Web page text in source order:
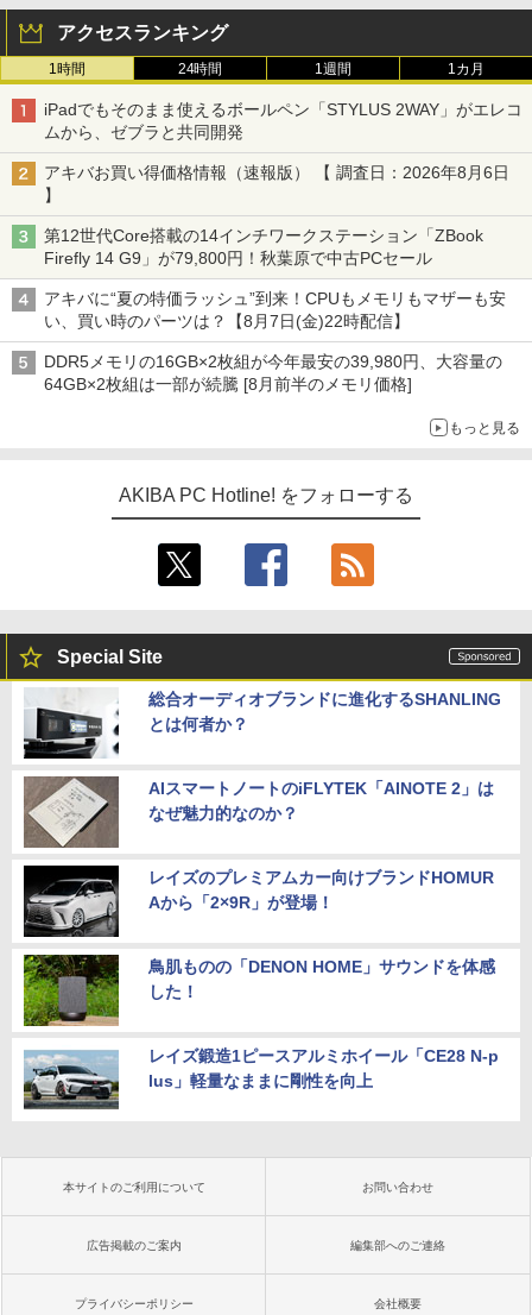
アクセスランキング
1時間 24時間 1週間 1カ月
iPadでもそのまま使えるボールペン「STYLUS 2WAY」がエレコ
ムから、ゼブラと共同開発
アキバお買い得価格情報（速報版） 【 調査日：2026年8月6日
】
第12世代Core搭載の14インチワークステーション「ZBook
Firefly 14 G9」が79,800円！秋葉原で中古PCセール
アキバに“夏の特価ラッシュ”到来！CPUもメモリもマザーも安
い、買い時のパーツは？【8月7日(金)22時配信】
DDR5メモリの16GB×2枚組が今年最安の39,980円、大容量の
64GB×2枚組は一部が続騰 [8月前半のメモリ価格]
もっと見る
AKIBA PC Hotline! をフォローする
Special Site
総合オーディオブランドに進化するSHANLING
とは何者か？
AIスマートノートのiFLYTEK「AINOTE 2」は
なぜ魅力的なのか？
レイズのプレミアムカー向けブランドHOMUR
Aから「2×9R」が登場！
鳥肌ものの「DENON HOME」サウンドを体感
した！
レイズ鍛造1ピースアルミホイール「CE28 N-p
lus」軽量なままに剛性を向上
本サイトのご利用について お問い合わせ
広告掲載のご案内 編集部へのご連絡
プライバシーポリシー 会社概要